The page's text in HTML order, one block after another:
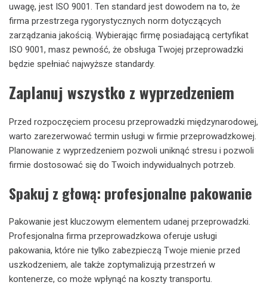
uwagę, jest ISO 9001. Ten standard jest dowodem na to, że
firma przestrzega rygorystycznych norm dotyczących
zarządzania jakością. Wybierając firmę posiadającą certyfikat
ISO 9001, masz pewność, że obsługa Twojej przeprowadzki
będzie spełniać najwyższe standardy.
Zaplanuj wszystko z wyprzedzeniem
Przed rozpoczęciem procesu przeprowadzki międzynarodowej,
warto zarezerwować termin usługi w firmie przeprowadzkowej.
Planowanie z wyprzedzeniem pozwoli uniknąć stresu i pozwoli
firmie dostosować się do Twoich indywidualnych potrzeb.
Spakuj z głową: profesjonalne pakowanie
Pakowanie jest kluczowym elementem udanej przeprowadzki.
Profesjonalna firma przeprowadzkowa oferuje usługi
pakowania, które nie tylko zabezpieczą Twoje mienie przed
uszkodzeniem, ale także zoptymalizują przestrzeń w
kontenerze, co może wpłynąć na koszty transportu.